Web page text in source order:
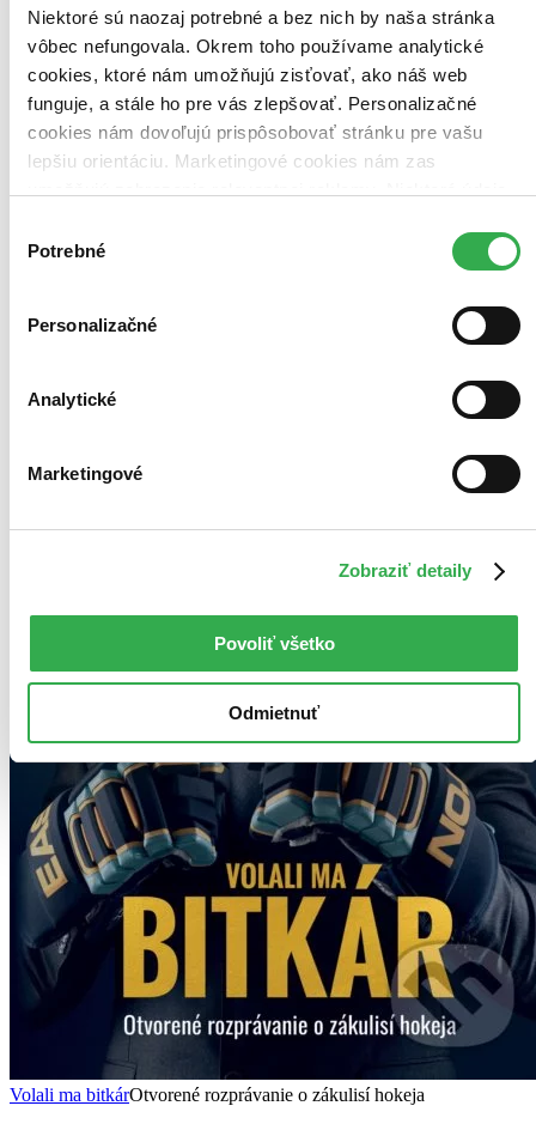
Niektoré sú naozaj potrebné a bez nich by naša stránka
vôbec nefungovala. Okrem toho používame analytické
cookies, ktoré nám umožňujú zisťovať, ako náš web
funguje, a stále ho pre vás zlepšovať. Personalizačné
cookies nám dovoľujú prispôsobovať stránku pre vašu
lepšiu orientáciu. Marketingové cookies nám zas
keby sme mohli používať všetky tieto cookies. Ďakujeme!
súhlasu
Potrebné
Personalizačné
Analytické
Marketingové
Zobraziť detaily
Povoliť všetko
Odmietnuť
Zúžiť výber
Zoradiť
Najdrahšie
Volali ma bitkárOtvorené rozprávanie o zákulisí hokeja